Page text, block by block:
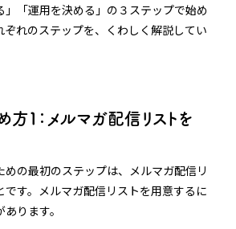
」「運用を決める」の３ステップで始め
ぞれのステップを、くわしく解説してい
方１：メルマガ配信リストを
めの最初のステップは、メルマガ配信リ
です。メルマガ配信リストを用意するに
ります。